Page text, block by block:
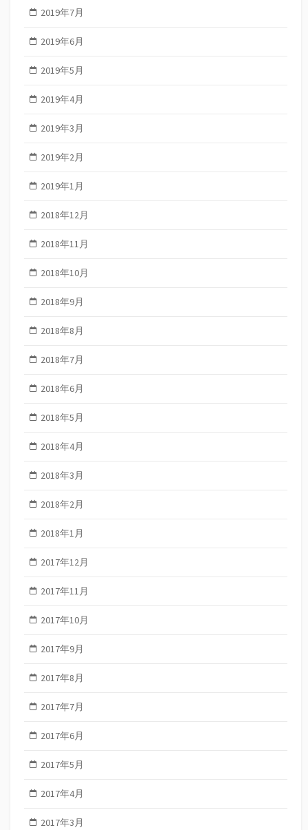
2019年7月
2019年6月
2019年5月
2019年4月
2019年3月
2019年2月
2019年1月
2018年12月
2018年11月
2018年10月
2018年9月
2018年8月
2018年7月
2018年6月
2018年5月
2018年4月
2018年3月
2018年2月
2018年1月
2017年12月
2017年11月
2017年10月
2017年9月
2017年8月
2017年7月
2017年6月
2017年5月
2017年4月
2017年3月